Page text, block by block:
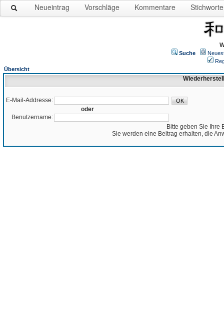
Neueintrag Vorschläge Kommentare Stichworte
Suche
Übersicht
E-Mail-Addresse:
oder
Benutzername:
Bitte geben Sie Ihre
Sie werden eine Beitrag erhalten, die